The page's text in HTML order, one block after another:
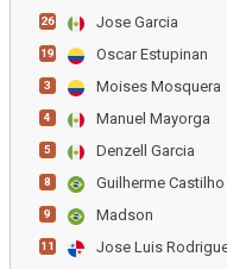
26 Jose Garcia
19 Oscar Estupinan
3 Moises Mosquera
4 Manuel Mayorga
5 Denzell Garcia
8 Guilherme Castilho
9 Madson
11 Jose Luis